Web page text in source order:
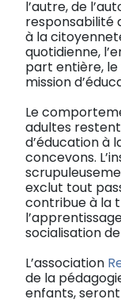
l’autre, de
responsabilité
à la
quotidienne,
part entière,
mission
Le
adultes
d’éducation à
concevons.
exclut tout
contribue à la
socialisation
L’association
de la
enfants, seront